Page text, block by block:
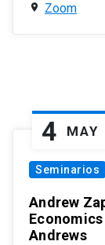
Zoom
4 MAY
Seminarios
Andrew
Andrews